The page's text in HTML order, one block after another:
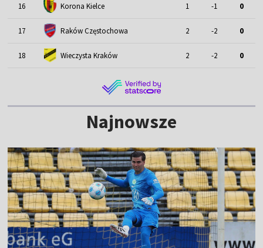
16 Korona Kielce 1 -1 0
17 Raków Częstochowa 2 -2 0
18 Wieczysta Kraków 2 -2 0
Najnowsze